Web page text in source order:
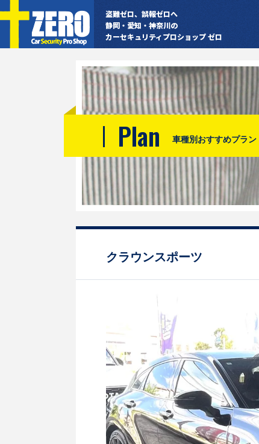
盗難ゼロ、誤報ゼロへ
静岡・愛知・神奈川の
カーセキュリティプロショップ ゼロ
Plan 車種別おすすめプラン
クラウンスポーツ